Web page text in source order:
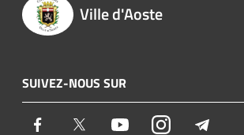
Ville d'Aoste
SUIVEZ-NOUS SUR
Facebook Twitter YoutubeInstagram